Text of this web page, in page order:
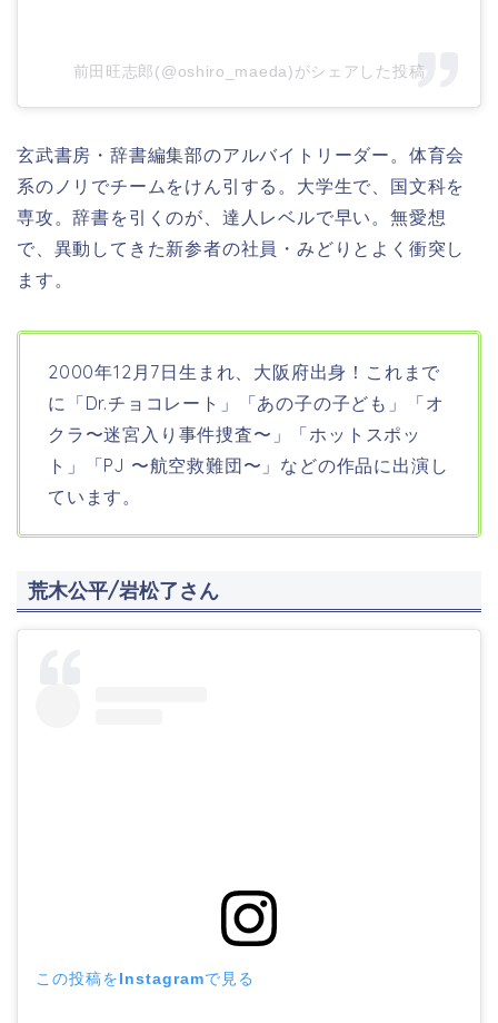
前田旺志郎(@oshiro_maeda)がシェアした投稿
玄武書房・辞書編集部のアルバイトリーダー。体育会
系のノリでチームをけん引する。大学生で、国文科を
専攻。辞書を引くのが、達人レベルで早い。無愛想
で、異動してきた新参者の社員・みどりとよく衝突し
ます。
2000年12月7日生まれ、大阪府出身！これまで
に「Dr.チョコレート」「あの子の子ども」「オ
クラ〜迷宮入り事件捜査〜」「ホットスポッ
ト」「PJ 〜航空救難団〜」などの作品に出演し
ています。
荒木公平/岩松了さん
この投稿をInstagramで見る